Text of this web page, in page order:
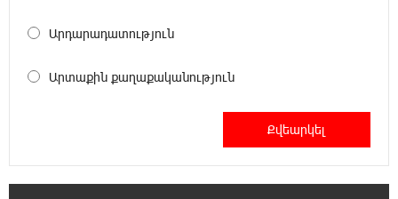
содействовать освобождению армянских заключенных,
Против кого вооружается Азербайджан?
Արդարադատություն
Արտաքին քաղաքականություն